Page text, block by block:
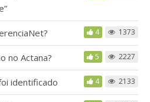
4 1373
no Actana? 5 2227
identificado 4 2133